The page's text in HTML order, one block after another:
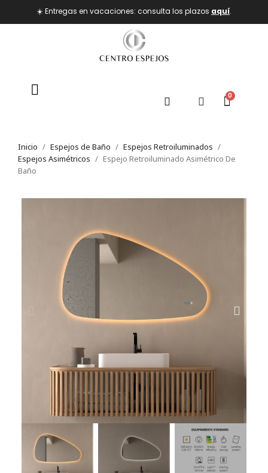
☀️ Entregas en vacaciones: consulta los plazos aquí.
Inicio Espejos de Baño
Espejos Retroiluminados
Espejos Asimétricos
Espejo Retroiluminado Asimétrico De
Baño